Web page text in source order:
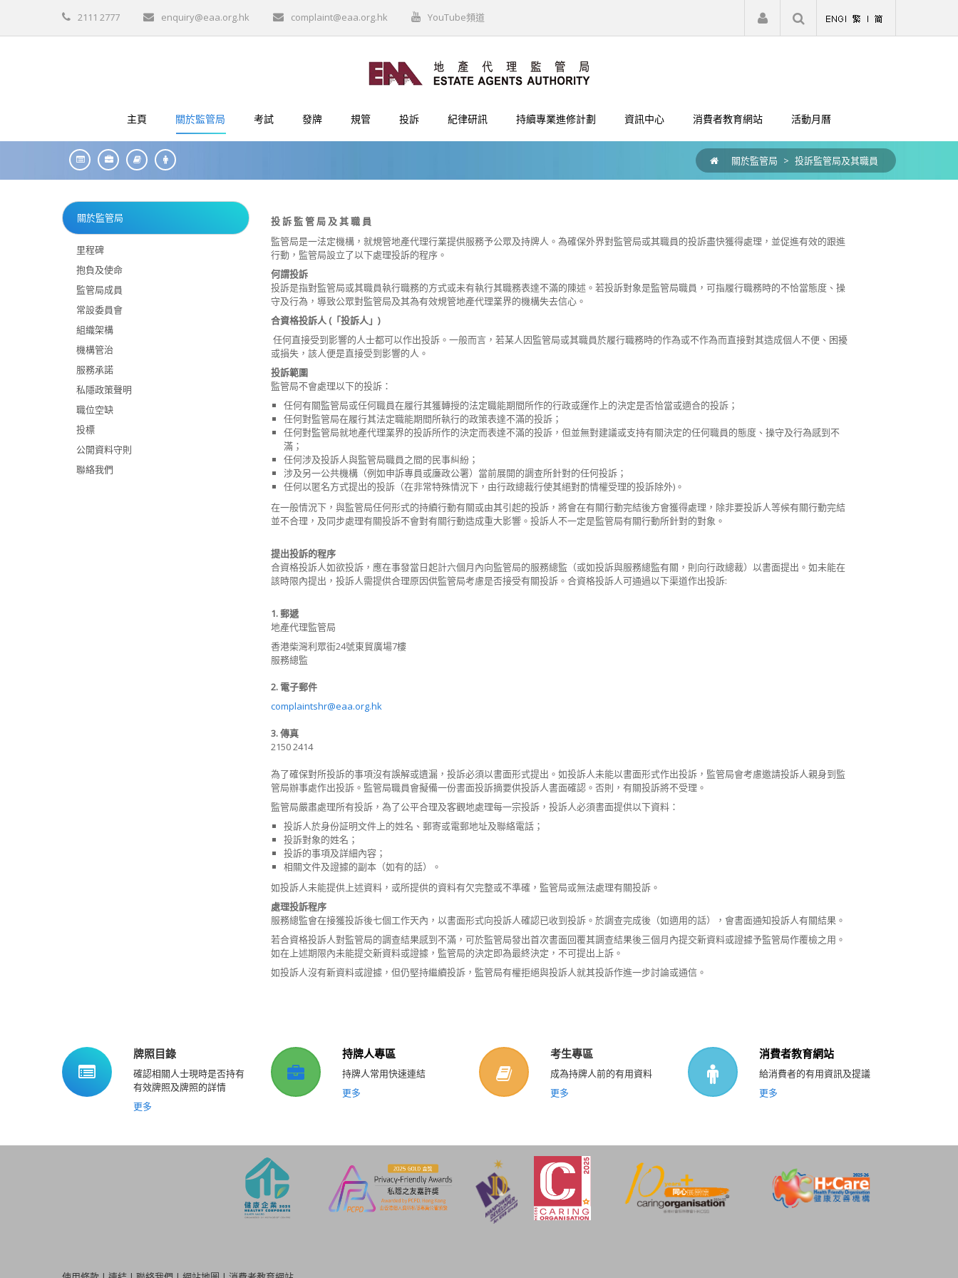
2111 2777 enquiry@eaa.org.hk complaint@eaa.org.hk YouTube頻道 註冊 登入
主頁 關於監管局 考試 發牌 規管 投訴 紀律研訊 持續專業進修計劃 資訊中心 消費者教育網站 活動月曆
關於監管局 > 投訴監管局及其職員
關於監管局
里程碑
抱負及使命
監管局成員
常設委員會
組織架構
機構管治
服務承諾
私隱政策聲明
職位空缺
投標
公開資料守則
聯絡我們
投 訴 監 管 局 及 其 職 員
監管局是一法定機構，就規管地產代理行業提供服務予公眾及持牌人。為確保外界對監管局或其職員的投訴盡快獲得處理，並促進有效的跟進
行動，監管局設立了以下處理投訴的程序。
何謂投訴
投訴是指對監管局或其職員執行職務的方式或未有執行其職務表達不滿的陳述。若投訴對象是監管局職員，可指履行職務時的不恰當態度、操
守及行為，導致公眾對監管局及其為有效規管地產代理業界的機構失去信心。
合資格投訴人 (「投訴人」)
任何直接受到影響的人士都可以作出投訴。一般而言，若某人因監管局或其職員於履行職務時的作為或不作為而直接對其造成個人不便、困擾
或損失，該人便是直接受到影響的人。
投訴範圍
監管局不會處理以下的投訴：
任何有關監管局或任何職員在履行其獲轉授的法定職能期間所作的行政或運作上的決定是否恰當或適合的投訴；
任何對監管局在履行其法定職能期間所執行的政策表達不滿的投訴；
任何對監管局就地產代理業界的投訴所作的決定而表達不滿的投訴，但並無對建議或支持有關決定的任何職員的態度、操守及行為感到不
滿；
任何涉及投訴人與監管局職員之間的民事糾紛；
涉及另一公共機構（例如申訴專員或廉政公署）當前展開的調查所針對的任何投訴；
任何以匿名方式提出的投訴（在非常特殊情況下，由行政總裁行使其絕對酌情權受理的投訴除外)。
在一般情況下，與監管局任何形式的持續行動有關或由其引起的投訴，將會在有關行動完結後方會獲得處理，除非要投訴人等候有關行動完結
並不合理，及同步處理有關投訴不會對有關行動造成重大影響。投訴人不一定是監管局有關行動所針對的對象。
提出投訴的程序
合資格投訴人如欲投訴，應在事發當日起計六個月內向監管局的服務總監（或如投訴與服務總監有關，則向行政總裁）以書面提出。如未能在
該時限內提出，投訴人需提供合理原因供監管局考慮是否接受有關投訴。合資格投訴人可通過以下渠道作出投訴:
1. 郵遞
地產代理監管局
香港柴灣利眾街24號東貿廣場7樓
服務總監
2. 電子郵件
complaintshr@eaa.org.hk
3. 傳真
2150 2414
為了確保對所投訴的事項沒有誤解或遺漏，投訴必須以書面形式提出。如投訴人未能以書面形式作出投訴，監管局會考慮邀請投訴人親身到監
管局辦事處作出投訴。監管局職員會擬備一份書面投訴摘要供投訴人書面確認。否則，有關投訴將不受理。
監管局嚴肅處理所有投訴，為了公平合理及客觀地處理每一宗投訴，投訴人必須書面提供以下資料：
投訴人於身份証明文件上的姓名、郵寄或電郵地址及聯絡電話；
投訴對象的姓名；
投訴的事項及詳細內容；
相關文件及證據的副本（如有的話）。
如投訴人未能提供上述資料，或所提供的資料有欠完整或不準確，監管局或無法處理有關投訴。
處理投訴程序
服務總監會在接獲投訴後七個工作天內，以書面形式向投訴人確認已收到投訴。於調查完成後（如適用的話），會書面通知投訴人有關結果。
若合資格投訴人對監管局的調查結果感到不滿，可於監管局發出首次書面回覆其調查結果後三個月內提交新資料或證據予監管局作覆檢之用。
如在上述期限內未能提交新資料或證據，監管局的決定即為最終決定，不可提出上訴。
如投訴人沒有新資料或證據，但仍堅持繼續投訴，監管局有權拒絕與投訴人就其投訴作進一步討論或通信。
牌照目錄
確認相關人士現時是否持有
有效牌照及牌照的詳情
更多
持牌人專區
持牌人常用快速連結
更多
考生專區
成為持牌人前的有用資料
更多
消費者教育網站
給消費者的有用資訊及提議
更多